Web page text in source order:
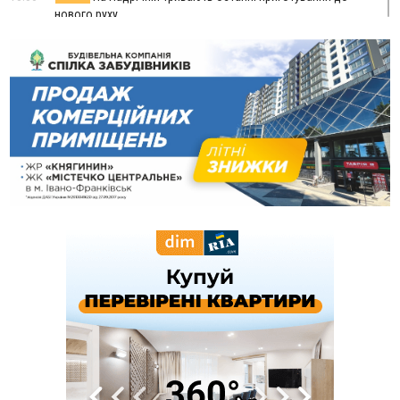
нового руху
У Франківську зафіксували найбільшу спеку за всю історію
спостережень
12:24
Лікування наркоманії Київ: чому важливо розпочати
терапію якомога раніше
12:00
Франківця, який у Косові викрав за магазину понад 640
тисяч гривень у валюті, засудили до 5 років
11:50
Податкова передасть в Міноборони для "Оберегу" дані про
чоловіків 18–60 років
11:20
Водійка, яку на Сухомлинського побив інший керманич,
У Франківську, Коломиї, Долині та Яремче 6 серпня
зафіксували рекордну спеку
Змушував надсилати інтимні фото: на Прикарпатті
затримали підозрюваного у розбещенні малолітньої
АМКУ розпочав справу проти Гвіздецької селищної ради
через різні ставки земельного податку
Синоптики попереджають про значний дощ на Прикарпатті
до кінця п'ятниці